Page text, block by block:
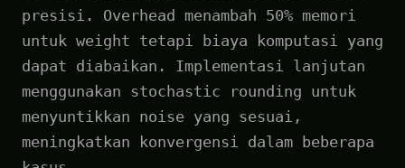
presisi. Overhead menambah 50% memori
untuk weight tetapi biaya komputasi yang
dapat diabaikan. Implementasi lanjutan
menggunakan stochastic rounding untuk
menyuntikkan noise yang sesuai,
meningkatkan konvergensi dalam beberapa